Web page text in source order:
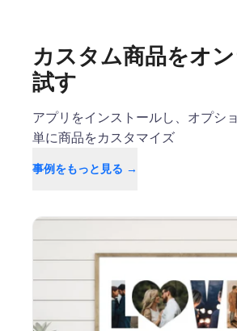
カスタム商品をオ
試す
アプリをインストールし、オプシ
単に商品をカスタマイズ
事例をもっと見る →